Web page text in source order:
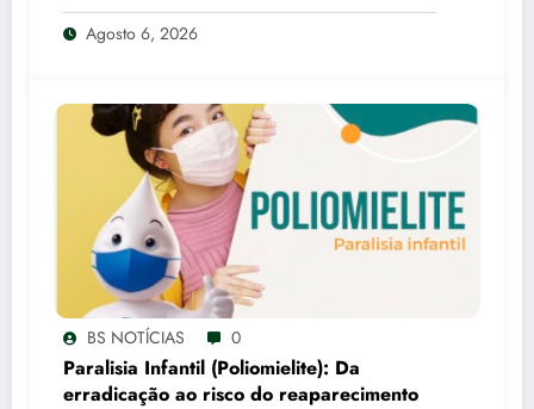
Agosto 6, 2026
BS NOTÍCIAS 0
Paralisia Infantil (Poliomielite): Da
erradicação ao risco do reaparecimento